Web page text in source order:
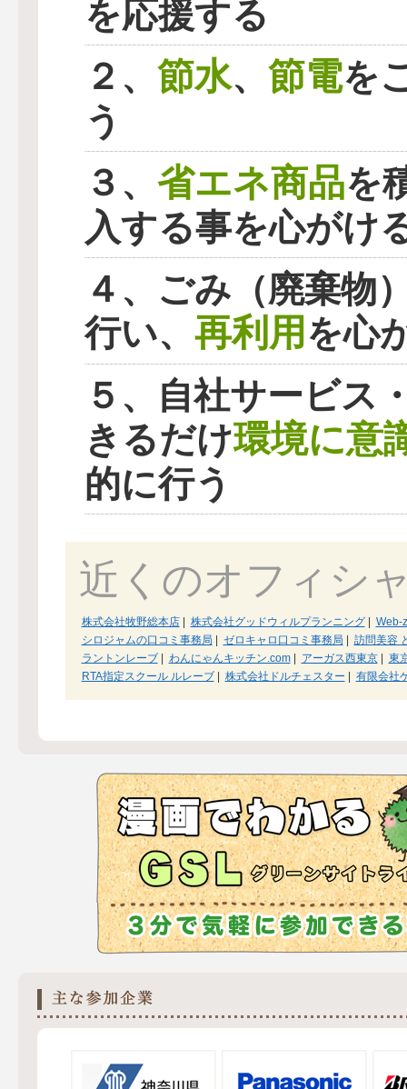
を応援する
２、 節水、 節電を
う
３、 省エネ商品を
入する事を心がけ
４、ごみ（廃棄物
行い、 再利用を心
５、自社サービス
きるだけ環境に意
的に行う
近くのオフィシ
株式会社牧野総本店| 株式会社グッドウィルプランニング|
Web-
シロジャムの口コミ事務局
ゼロキャロ口コミ事務局
訪問美容
ラントンレーブ| わんにゃんキッチン.com| アーガス西東京|
東
RTA指定スクール ルレーブ| 株式会社ドルチェスター 有限会社